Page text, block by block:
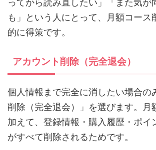
ってから読み直したい」「また気が
も」という人にとって、月額コース
的に得策です。
アカウント削除（完全退会）
個人情報まで完全に消したい場合の
削除（完全退会）」を選びます。月
加えて、登録情報・購入履歴・ポイ
がすべて削除されるためです。